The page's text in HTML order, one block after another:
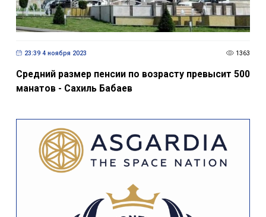
23:39 4 ноября 2023 1363
Средний размер пенсии по возрасту превысит 500
манатов - Сахиль Бабаев